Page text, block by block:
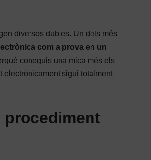
diversos dubtes. Un dels més
com a prova en un
coneguis una mica més els
electrònicament sigui totalment
procediment